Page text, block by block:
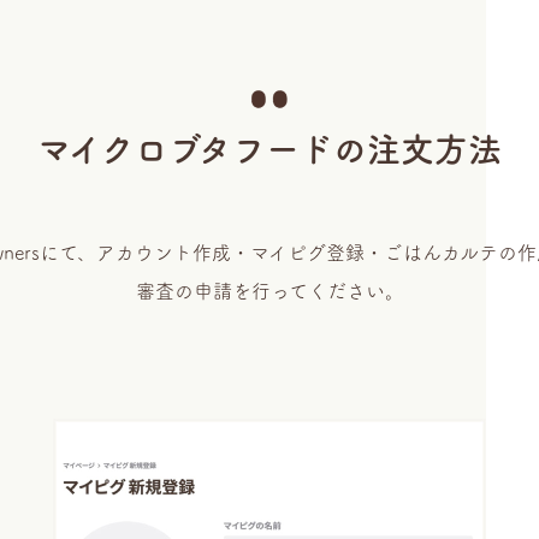
マイクロブタフードの注文方法
にて、アカウント作成・マイピグ登録・ごはんカルテの
審査の申請を行ってください。